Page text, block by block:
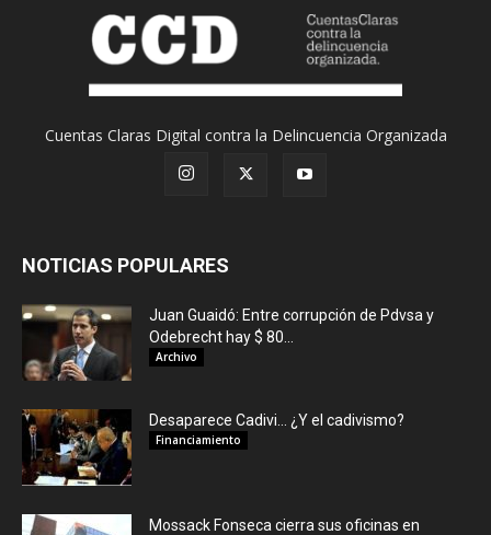
Cuentas Claras Digital contra la Delincuencia Organizada
NOTICIAS POPULARES
Juan Guaidó: Entre corrupción de Pdvsa y
Odebrecht hay $ 80...
Archivo
Desaparece Cadivi… ¿Y el cadivismo?
Financiamiento
Mossack Fonseca cierra sus oficinas en